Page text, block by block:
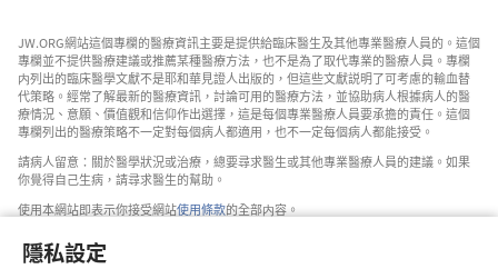
隱私設定
JW.ORG網站這個專欄的醫療資訊主要是提供給臨床醫生及其他專業醫療人員的。這個
專欄並不提供醫療建議或推薦某種醫療方法，也不是為了取代專業的醫療人員。專欄
内列出的臨床醫學文獻不是耶和華見證人出版的，但這些文獻説明了可考慮的輸血替
代策略。經常了解最新的醫療資訊，討論可用的醫療方法，並協助病人根據病人的醫
療情況、意願、價值觀和信仰作出選擇，這是每個專業醫療人員要承擔的責任。這個
專欄列出的醫療策略不一定對每個病人都適用，也不一定每個病人都能接受。
請病人留意：關於醫學狀況或治療，總要尋求醫生或其他專業醫療人員的建議。如果
你覺得自己生病，請尋求醫生的幫助。
使用本網站即表示你接受網站使用條款的全部内容。